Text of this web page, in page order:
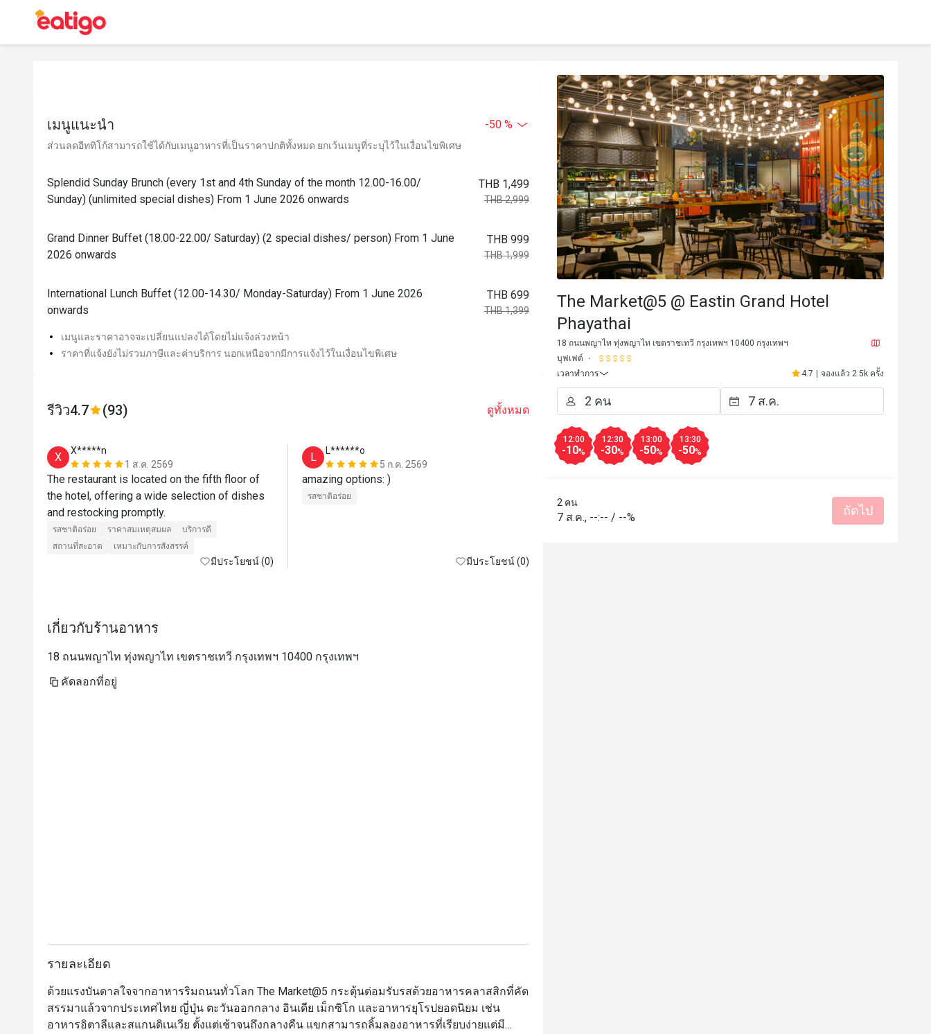
เมนูแนะนำ -50 %
ส่วนลดอีททิโก้สามารถใช้ได้กับเมนูอาหารที่เป็นราคาปกติทั้งหมด ยกเว้นเมนูที่ระบุไว้ในเงื่อนไขพิเศษ
Splendid Sunday Brunch (every 1st and 4th Sunday of the month 12.00-16.00/
Sunday) (unlimited special dishes) From 1 June 2026 onwards
THB 1,499
THB 2,999
Grand Dinner Buffet (18.00-22.00/ Saturday) (2 special dishes/ person) From 1 June
2026 onwards
THB 999
THB 1,999
International Lunch Buffet (12.00-14.30/ Monday-Saturday) From 1 June 2026
onwards
THB 699
THB 1,399
เมนูและราคาอาจจะเปลี่ยนแปลงได้โดยไม่แจ้งล่วงหน้า
ราคาที่แจ้งยังไม่รวมภาษีและค่าบริการ นอกเหนือจากมีการแจ้งไว้ในเงื่อนไขพิเศษ
รีวิว4.7 (93) ดูทั้งหมด
X
X*****n
1 ส.ค. 2569
The restaurant is located on the fifth floor of
the hotel, offering a wide selection of dishes
and restocking promptly.
รสชาติอร่อย ราคาสมเหตุสมผล
บริการดี
สถานที่สะอาด
เหมาะกับการสังสรรค์
มีประโยชน์ (0)
L
L******o
5 ก.ค. 2569
amazing options: )
รสชาติอร่อย
มีประโยชน์ (0)
J
J******m
4 เม.ย. 2569
as always!
รสชาติอร่อย ราคาสมเหตุสมผล
different kinds of food.
บริการดี
เกี่ยวกับร้านอาหาร
18 ถนนพญาไท ทุ่งพญาไท เขตราชเทวี กรุงเทพฯ 10400 กรุงเทพฯ
คัดลอกที่อยู่
รายละเอียด
ด้วยแรงบันดาลใจจากอาหารริมถนนทั่วโลก The Market@5 กระตุ้นต่อมรับรสด้วยอาหารคลาสสิกที่คัด
สรรมาแล้วจากประเทศไทย ญี่ปุ่น ตะวันออกกลาง อินเดีย เม็กซิโก และอาหารยุโรปยอดนิยม เช่น
อาหารอิตาลีและสแกนดิเนเวีย ตั้งแต่เช้าจนถึงกลางคืน แขกสามารถลิ้มลองอาหารที่เรียบง่ายแต่มี
The Market@5 @ Eastin Grand Hotel
Phayathai
18 ถนนพญาไท ทุ่งพญาไท เขตราชเทวี กรุงเทพฯ 10400 กรุงเทพฯ
บุฟเฟต์
เวลาทำการ
4.7 จองแล้ว 2.5k ครั้ง
12:00
-10%
12:30
-30%
13:00
-50%
13:30
-50%
2 คน
7 ส.ค., --:-- / --% ถัดไป